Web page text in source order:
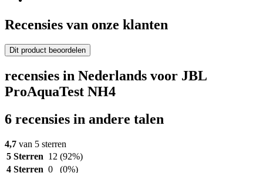
Recensies van onze klanten
Dit product beoordelen
recensies in Nederlands voor JBL
ProAquaTest NH4
6 recensies in andere talen
4,7 van 5 sterren
5 Sterren 12 (92%)
4 Sterren 0 (0%)